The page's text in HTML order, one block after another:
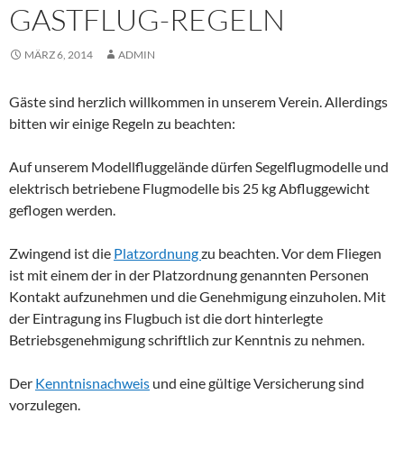
GASTFLUG-REGELN
MÄRZ 6, 2014 ADMIN
Gäste sind herzlich willkommen in unserem Verein. Allerdings
bitten wir einige Regeln zu beachten:
Auf unserem Modellfluggelände dürfen Segelflugmodelle und
elektrisch betriebene Flugmodelle bis 25 kg Abfluggewicht
geflogen werden.
Zwingend ist die Platzordnungzu beachten. Vor dem Fliegen
ist mit einem der in der Platzordnung genannten Personen
Kontakt aufzunehmen und die Genehmigung einzuholen. Mit
der Eintragung ins Flugbuch ist die dort hinterlegte
Betriebsgenehmigung schriftlich zur Kenntnis zu nehmen.
Der Kenntnisnachweis und eine gültige Versicherung sind
vorzulegen.